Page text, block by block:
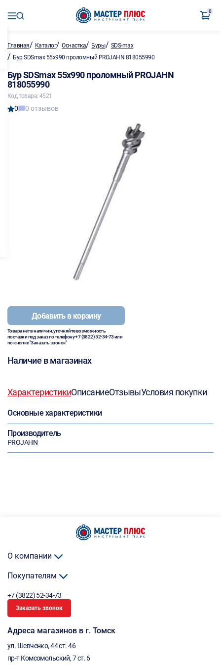
0
Главная/ Каталог/Оснастка/ Буры/ SDS-max
/ Бур SDSmax 55х990 проломный PROJAHN 818055990
Бур SDSmax 55х990 проломный PROJAHN
818055990
Код товара: 4521
0 0 отзывов
Добавить в корзину
Товара нет в наличии, уточняйте возможность
поставки под заказ по телефону+7 (3822) 52-34-73или
по кнопке "Заказать звонок"
Наличие в магазинах
ХарактеристикиОписаниеОтзывыУсловия покупки
Основные характеристики
Производитель
PROJAHN
О компании
Покупателям
+7 (3822) 52-34-73
Заказать звонок
Адреса магазинов в г. Томск
ул. Шевченко, 44 ст. 46
пр-т Комсомольский, 7 ст. 6